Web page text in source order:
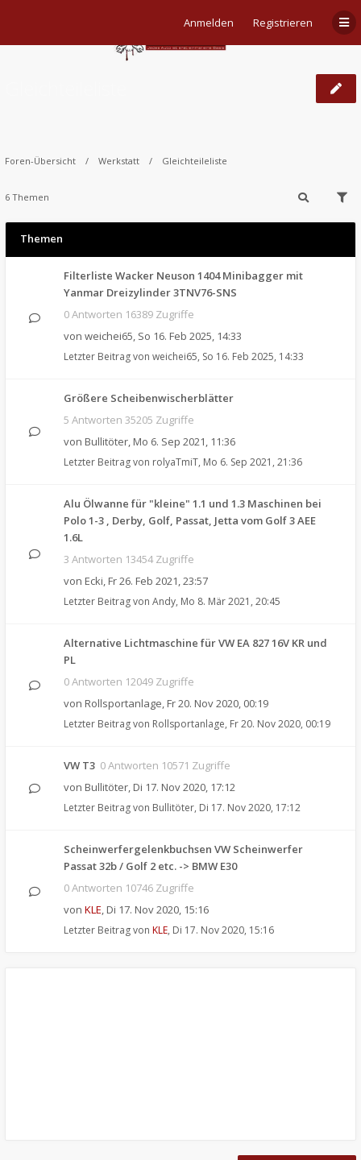
Anmelden Registrieren
Foren-Übersicht Werkstatt Gleichteileliste
6 Themen
Themen
Filterliste Wacker Neuson 1404 Minibagger mit
Yanmar Dreizylinder 3TNV76-SNS
0 Antworten 16389 Zugriffe
von weichei65, So 16. Feb 2025, 14:33
Letzter Beitrag von weichei65, So 16. Feb 2025, 14:33
Größere Scheibenwischerblätter
5 Antworten 35205 Zugriffe
von Bullitöter, Mo 6. Sep 2021, 11:36
Letzter Beitrag von rolyaTmiT, Mo 6. Sep 2021, 21:36
Alu Ölwanne für "kleine" 1.1 und 1.3 Maschinen bei
Polo 1-3 , Derby, Golf, Passat, Jetta vom Golf 3 AEE
1.6L
3 Antworten 13454 Zugriffe
von Ecki, Fr 26. Feb 2021, 23:57
Letzter Beitrag von Andy, Mo 8. Mär 2021, 20:45
Alternative Lichtmaschine für VW EA 827 16V KR und
PL
0 Antworten 12049 Zugriffe
von Rollsportanlage, Fr 20. Nov 2020, 00:19
Letzter Beitrag von Rollsportanlage, Fr 20. Nov 2020, 00:19
VW T3 0 Antworten 10571 Zugriffe
von Bullitöter, Di 17. Nov 2020, 17:12
Letzter Beitrag von Bullitöter, Di 17. Nov 2020, 17:12
Scheinwerfergelenkbuchsen VW Scheinwerfer
Passat 32b / Golf 2 etc. -> BMW E30
0 Antworten 10746 Zugriffe
von KLE, Di 17. Nov 2020, 15:16
Letzter Beitrag von KLE, Di 17. Nov 2020, 15:16